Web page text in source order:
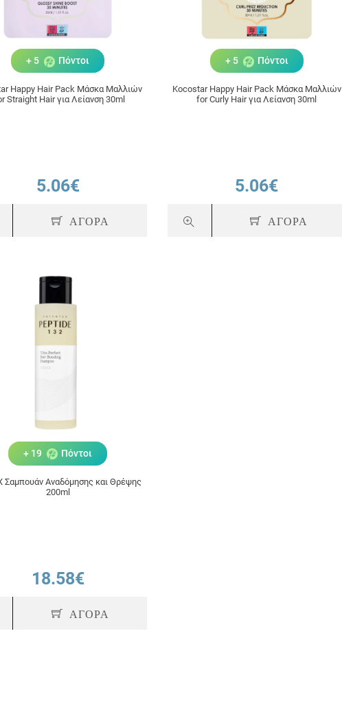
+ 5 Πόντοι
Happy Hair Pack Μάσκα Μαλλιών
Straight Hair για Λείανση 30ml
5.06€
ΑΓΟΡΑ
+ 5 Πόντοι
Kocostar Happy Hair Pack Μάσκα Μαλλιών
for Curly Hair για Λείανση 30ml
5.06€
ΑΓΟΡΑ
+ 19 Πόντοι
Σαμπουάν Αναδόμησης και Θρέψης
200ml
18.58€
ΑΓΟΡΑ